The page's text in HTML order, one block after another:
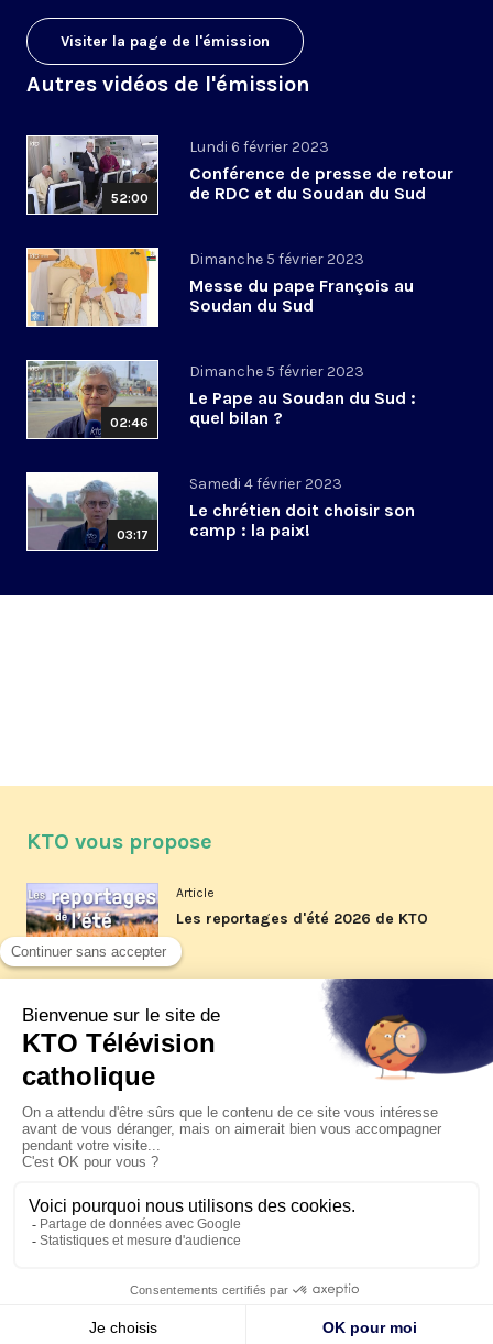
Visiter la page de l'émission
Autres vidéos de l'émission
52:00
Lundi 6 février 2023
Conférence de presse de retour
de RDC et du Soudan du Sud
Dimanche 5 février 2023
Messe du pape François au
Soudan du Sud
02:46
Dimanche 5 février 2023
Le Pape au Soudan du Sud :
quel bilan ?
03:17
Samedi 4 février 2023
Le chrétien doit choisir son
camp : la paix!
KTO vous propose
Article
Les reportages d'été 2026 de KTO
La visite pastorale du pape Léon
XIV à Assise à suivre sur KTO le
jeudi 6 août
Le pape en Uruguay, Argentine et
Pérou du 6 au 17 novembre 2026